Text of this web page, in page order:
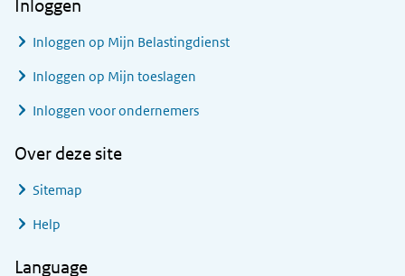
Inloggen
Inloggen op Mijn Belastingdienst
Inloggen op Mijn toeslagen
Inloggen voor ondernemers
Over deze site
Sitemap
Help
Language